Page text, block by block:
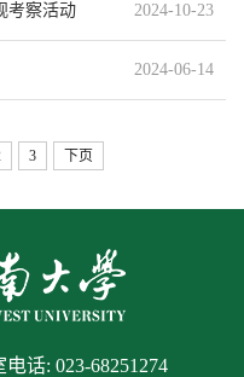
考察活动 2024-10-23
2024-06-14
3 下页
话: 023-68251274